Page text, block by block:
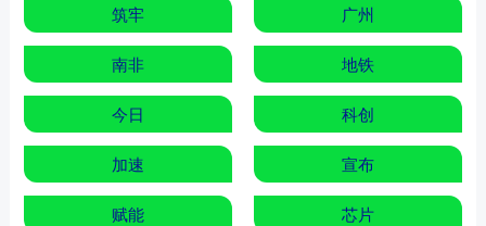
筑牢 广州
南非 地铁
今日 科创
加速 宣布
赋能 芯片